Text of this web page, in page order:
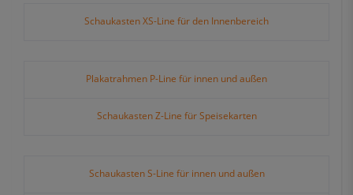
Schaukasten XS-Line für den Innenbereich
Plakatrahmen P-Line für innen und außen
Schaukasten Z-Line für Speisekarten
Schaukasten S-Line für innen und außen